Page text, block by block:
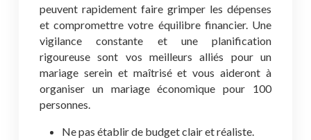
peuvent rapidement faire grimper les dépenses
et compromettre votre équilibre financier. Une
vigilance constante et une planification
rigoureuse sont vos meilleurs alliés pour un
mariage serein et maîtrisé et vous aideront à
organiser un mariage économique pour 100
personnes.
Ne pas établir de budget clair et réaliste.